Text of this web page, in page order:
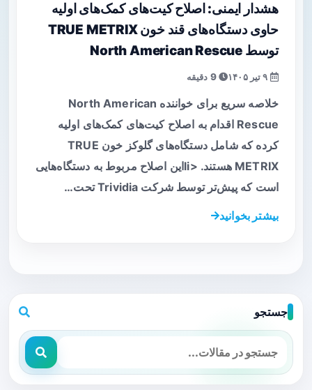
هشدار ایمنی: اصلاح کیت‌های کمک‌های اولیه
حاوی دستگاه‌های قند خون TRUE METRIX
توسط North American Rescue
9 دقیقه
خلاصه سریع برای خواننده North American
Rescue اقدام به اصلاح کیت‌های کمک‌های اولیه
کرده که شامل دستگاه‌های گلوکز خون TRUE
METRIX هستند. <liاین اصلاح مربوط به دستگاه‌هایی
است که پیش‌تر توسط شرکت Trividia تحت…
بیشتر بخوانید
جستجو